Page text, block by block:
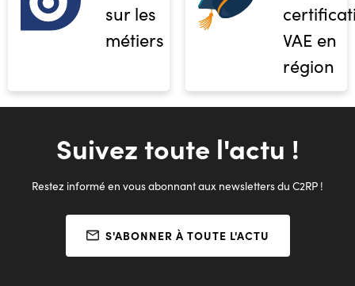
sur les
métiers
VAE en
région
Suivez toute l'actu !
Restez informé en vous abonnant aux newsletters du C2RP !
S'ABONNER À TOUTE L'ACTU